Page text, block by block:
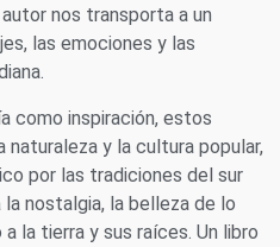
nos transporta a un
las emociones y las
como inspiración, estos
naturaleza y la cultura popular,
por las tradiciones del sur
la nostalgia, la belleza de lo
la tierra y sus raíces. Un libro